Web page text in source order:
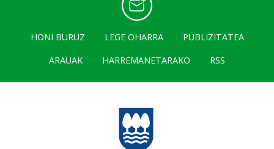
HONI BURUZ LEGE OHARRA
PUBLIZITATEA
ARAUAK
HARREMANETARAKO RSS